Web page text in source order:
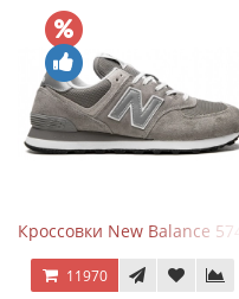
Кроссовки New Balance
11970